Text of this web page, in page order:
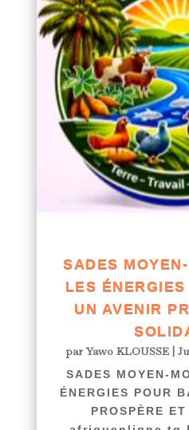
SADES
LES
UN AVENIR
parYawo KLOUSSE|
SADES MOYEN-
ÉNERGIES POUR
PROSPÈRE